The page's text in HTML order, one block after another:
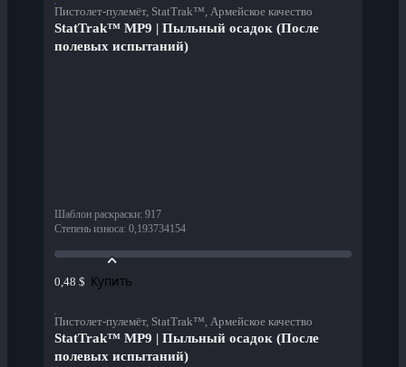
Пистолет-пулемёт, StatTrak™, Армейское качество
StatTrak™ MP9 | Пыльный осадок (После
полевых испытаний)
Шаблон раскраски: 917
Степень износа: 0,193734154
0,48 $ Купить
Пистолет-пулемёт, StatTrak™, Армейское качество
StatTrak™ MP9 | Пыльный осадок (После
полевых испытаний)